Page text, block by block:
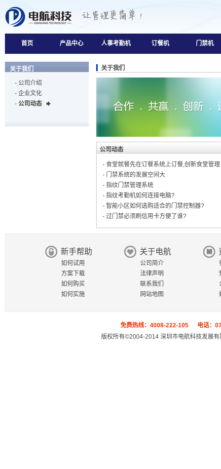
首页 产品中心 人事考勤机 订餐机 门禁机
关于我们
- 公司介绍
- 企业文化
- 公司动态
关于我们
公司动态
- 食堂就餐先在订餐系统上订餐,创新食堂管理
- 门禁系统的发展空间大
- 指纹门禁管理系统
- 指纹考勤机如何连接电脑?
- 智能小区如何选购适合的门禁控制器?
- 过门禁必须刷信用卡方便了谁?
新手帮助
如何试用
方案下载
如何购买
如何实施
关于电航
公司简介
法律声明
联系我们
网站地图
免费热线：4008-222-105 电话：
版权所有©2004-2014 深圳市电航科技发展